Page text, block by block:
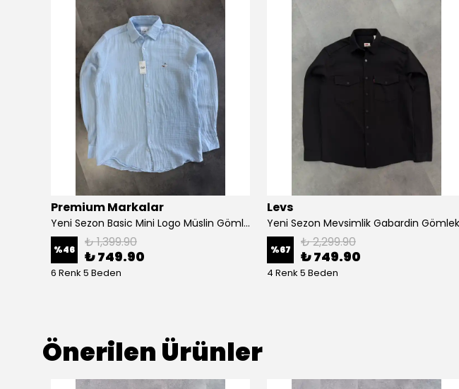
Premium Markalar
Yeni Sezon Basic Mini Logo Müslin Gömlek
%46 ₺ 1,399.90
₺ 749.90
6 Renk 5 Beden
Levs
%67 ₺ 2,299.90
₺ 749.90
4 Renk 5 Beden
Önerilen Ürünler